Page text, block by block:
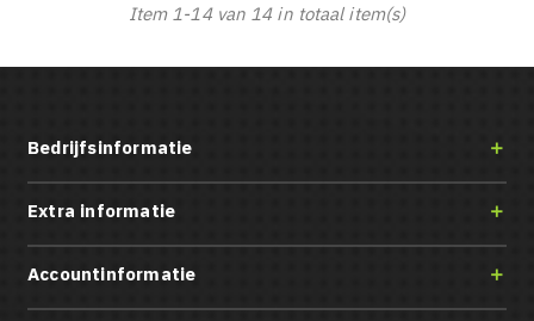
Item 1-14 van 14 in totaal item(s)
Bedrijfsinformatie 
Extra informatie 
Accountinformatie 